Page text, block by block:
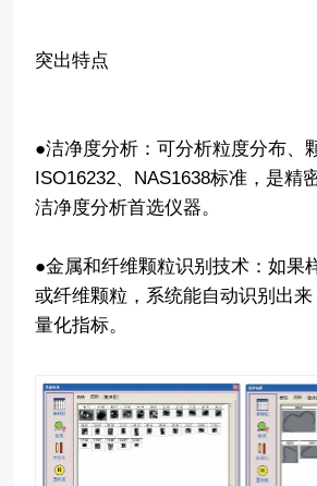
突出特点
●洁净度分析：可分析粒度分布、
ISO16232、NAS1638标准，是精
洁净度分析首选仪器。
●金属和纤维颗粒识别技术：如果
或纤维颗粒，系统能自动识别出
量化指标。